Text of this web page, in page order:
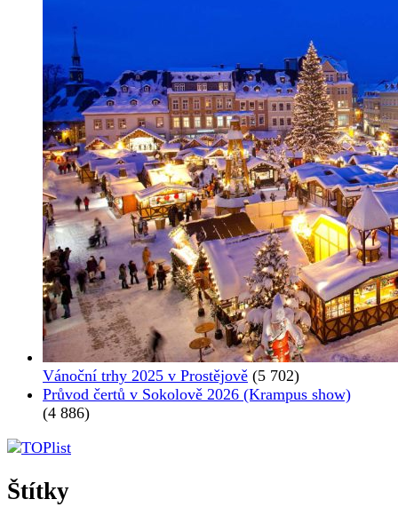
Vánoční trhy 2025 v Prostějově (5 702)
Průvod čertů v Sokolově 2026 (Krampus show)
(4 886)
Štítky